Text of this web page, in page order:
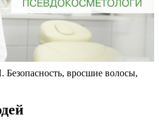
вросшие волосы,